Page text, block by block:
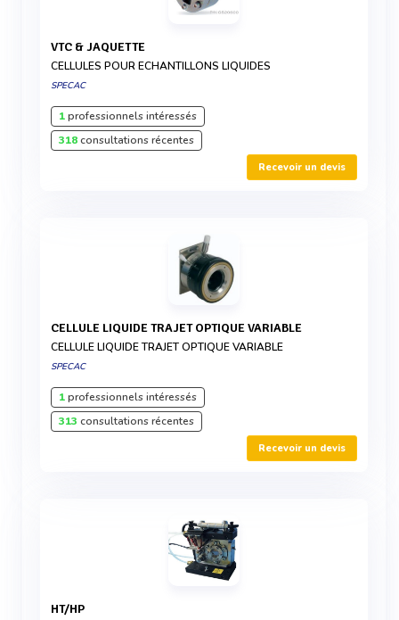
VTC & JAQUETTE
CELLULES POUR ECHANTILLONS LIQUIDES
SPECAC
1professionnels intéressés
318consultations récentes
Recevoir un devis
CELLULE LIQUIDE TRAJET OPTIQUE VARIABLE
CELLULE LIQUIDE TRAJET OPTIQUE VARIABLE
SPECAC
1professionnels intéressés
313 consultations récentes
Recevoir un devis
HT/HP